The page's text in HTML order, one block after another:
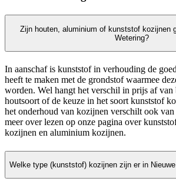
Zijn houten, aluminium of kunststof kozijnen
Wetering?
In aanschaf is kunststof in verhouding de
heeft te maken met de grondstof waarmee
worden. Wel hangt het verschil in prijs af
houtsoort of de keuze in het soort kunststof
het onderhoud van kozijnen verschilt ook
meer over lezen op onze pagina over
kozijnen en aluminium kozijnen.
Welke type (kunststof) kozijnen zijn er in